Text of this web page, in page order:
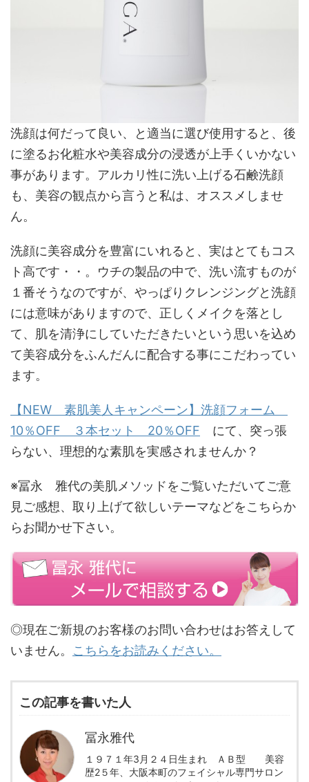
洗顔は何だって良い、と適当に選び使用すると、後
に塗るお化粧水や美容成分の浸透が上手くいかない
事があります。アルカリ性に洗い上げる石鹸洗顔
も、美容の観点から言うと私は、オススメしませ
ん。
洗顔に美容成分を豊富にいれると、実はとてもコス
ト高です・・。ウチの製品の中で、洗い流すものが
１番そうなのですが、やっぱりクレンジングと洗顔
には意味がありますので、正しくメイクを落とし
て、肌を清浄にしていただきたいという思いを込め
て美容成分をふんだんに配合する事にこだわってい
ます。
【NEW 素肌美人キャンペーン】洗顔フォーム
10％OFF ３本セット 20％OFF にて、突っ張
らない、理想的な素肌を実感されませんか？
※冨永 雅代の美肌メソッドをご覧いただいてご意
見ご感想、取り上げて欲しいテーマなどをこちらか
らお聞かせ下さい。
◎現在ご新規のお客様のお問い合わせはお答えして
いません。 こちらをお読みください。
この記事を書いた人
冨永雅代
１９７１年3月２４日生まれ ＡＢ型 美容
歴2５年、大阪本町のフェイシャル専門サロン